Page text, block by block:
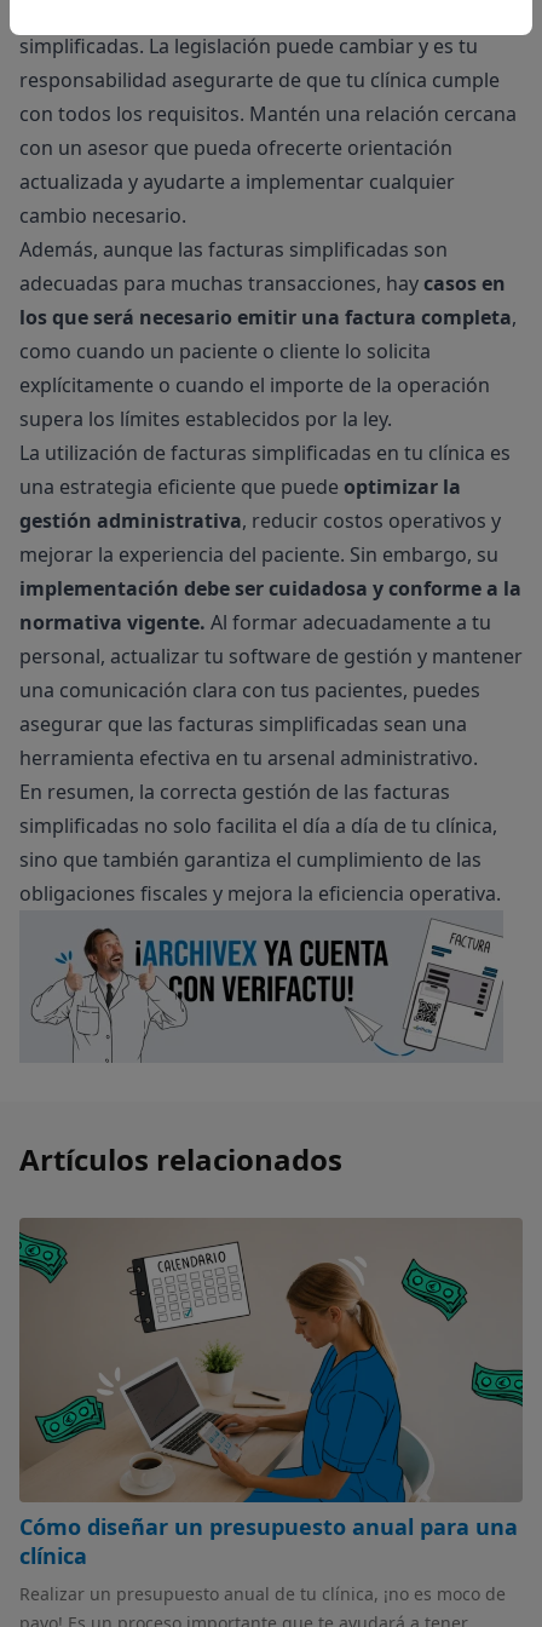
simplificadas. La legislación puede cambiar y es tu
responsabilidad asegurarte de que tu clínica cumple
con todos los requisitos. Mantén una relación cercana
con un asesor que pueda ofrecerte orientación
actualizada y ayudarte a implementar cualquier
cambio necesario.
Además, aunque las facturas simplificadas son
adecuadas para muchas transacciones, haycasos en
los que será necesario emitir una factura completa,
como cuando un paciente o cliente lo solicita
explícitamente o cuando el importe de la operación
supera los límites establecidos por la ley.
La utilización de facturas simplificadas en tu clínica es
una estrategia eficiente que puede optimizar la
gestión administrativa, reducir costos operativos y
mejorar la experiencia del paciente. Sin embargo, su
implementación debe ser cuidadosa y conforme a la
normativa vigente. Al formar adecuadamente a tu
personal, actualizar tu software de gestión y mantener
una comunicación clara con tus pacientes, puedes
asegurar que las facturas simplificadas sean una
herramienta efectiva en tu arsenal administrativo.
En resumen, la correcta gestión de las facturas
simplificadas no solo facilita el día a día de tu clínica,
sino que también garantiza el cumplimiento de las
obligaciones fiscales y mejora la eficiencia operativa.
Artículos relacionados
Cómo diseñar un presupuesto anual para una
clínica
Realizar un presupuesto anual de tu clínica, ¡no es moco de